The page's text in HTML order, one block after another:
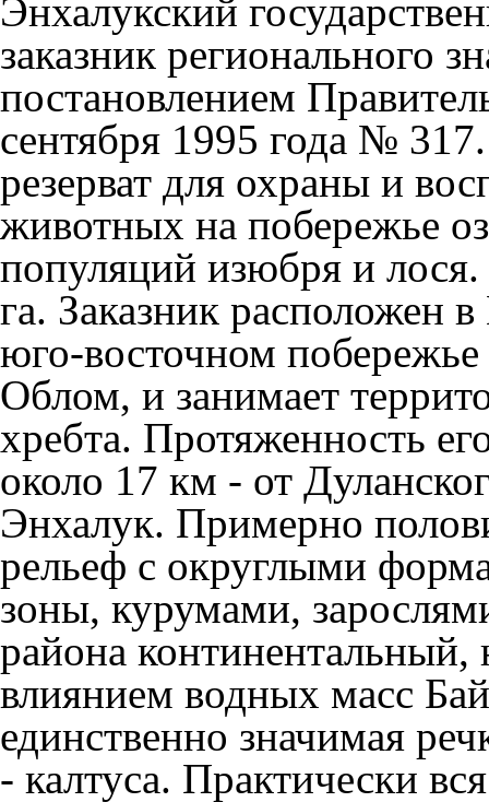
Энхалукский
заказник регионального
постановлением
сентября 1995 года №
резерват для охраны и
животных на побережье
популяций изюбря и
га. Заказник расположен
юго-восточном
Облом, и занимает
хребта. Протяженность
около 17 км - от
Энхалук. Примерно
рельеф с округлыми
зоны, курумами,
района континентальный,
влиянием водных масс
единственно значимая
- калтуса. Практически